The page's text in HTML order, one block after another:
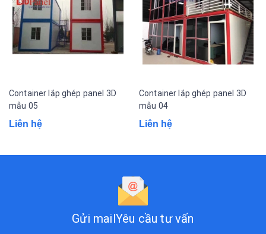
Container lắp ghép panel 3D
mẫu 05
Liên hệ
Container lắp ghép panel 3D
mẫu 04
Liên hệ
Gửi mailYêu cầu tư vấn